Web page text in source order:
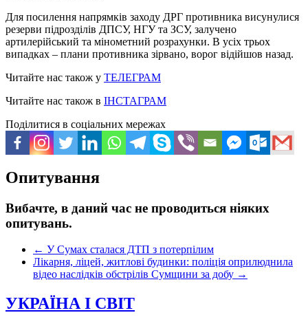
Для посилення напрямків заходу ДРГ противника висунулися
резерви підрозділів ДПСУ, НГУ та ЗСУ, залучено
артилерійський та мінометний розрахунки. В усіх трьох
випадках – плани противника зірвано, ворог відійшов назад.
Читайте нас також у ТЕЛЕГРАМ
Читайте нас також в ІНСТАГРАМ
Поділитися в соціальних мережах
Опитування
Вибачте, в даний час не проводиться ніяких
опитувань.
← У Сумах сталася ДТП з потерпілим
Лікарня, ліцей, житлові будинки: поліція оприлюднила
відео наслідків обстрілів Сумщини за добу →
УКРАЇНА І СВІТ